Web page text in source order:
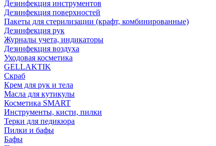
Дезинфекция инструментов
Дезинфекция поверхностей
Пакеты для стерилизации (крафт, комбинированные)
Дезинфекция рук
Журналы учета, индикаторы
Дезинфекция воздуха
Уходовая косметика
GELLAKTIK
Скраб
Крем для рук и тела
Масла для кутикулы
Косметика SMART
Инструменты, кисти, пилки
Терки для педикюра
Пилки и бафы
Бафы